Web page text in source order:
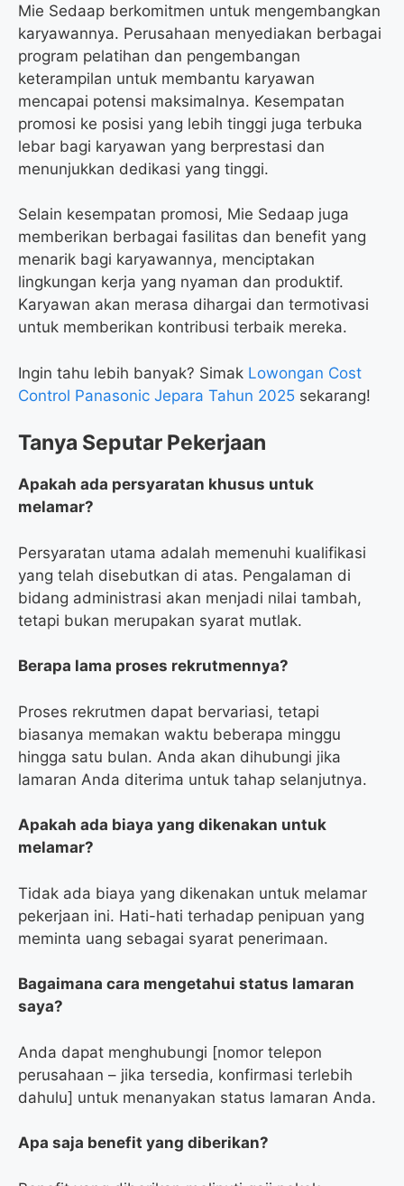
Mie Sedaap berkomitmen untuk mengembangkan
karyawannya. Perusahaan menyediakan berbagai
program pelatihan dan pengembangan
keterampilan untuk membantu karyawan
mencapai potensi maksimalnya. Kesempatan
promosi ke posisi yang lebih tinggi juga terbuka
lebar bagi karyawan yang berprestasi dan
menunjukkan dedikasi yang tinggi.
Selain kesempatan promosi, Mie Sedaap juga
memberikan berbagai fasilitas dan benefit yang
menarik bagi karyawannya, menciptakan
lingkungan kerja yang nyaman dan produktif.
Karyawan akan merasa dihargai dan termotivasi
untuk memberikan kontribusi terbaik mereka.
Ingin tahu lebih banyak? Simak Lowongan Cost
Control Panasonic Jepara Tahun 2025 sekarang!
Tanya Seputar Pekerjaan
Apakah ada persyaratan khusus untuk
melamar?
Persyaratan utama adalah memenuhi kualifikasi
yang telah disebutkan di atas. Pengalaman di
bidang administrasi akan menjadi nilai tambah,
tetapi bukan merupakan syarat mutlak.
Berapa lama proses rekrutmennya?
Proses rekrutmen dapat bervariasi, tetapi
biasanya memakan waktu beberapa minggu
hingga satu bulan. Anda akan dihubungi jika
lamaran Anda diterima untuk tahap selanjutnya.
Apakah ada biaya yang dikenakan untuk
melamar?
Tidak ada biaya yang dikenakan untuk melamar
pekerjaan ini. Hati-hati terhadap penipuan yang
meminta uang sebagai syarat penerimaan.
Bagaimana cara mengetahui status lamaran
saya?
Anda dapat menghubungi [nomor telepon
perusahaan – jika tersedia, konfirmasi terlebih
dahulu] untuk menanyakan status lamaran Anda.
Apa saja benefit yang diberikan?